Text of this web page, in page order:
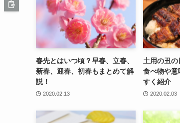
春先とはいつ頃？早春、立春、
新春、迎春、初春もまとめて解
説！
2020.02.13
土用の丑の
食べ物や意
すく紹介
2020.02.03